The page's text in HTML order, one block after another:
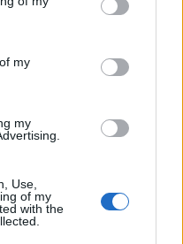
my
my
Use,
of my
with the